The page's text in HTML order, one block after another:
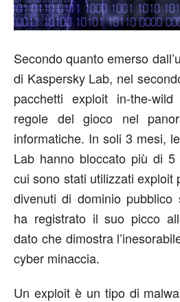
Secondo quanto emerso
di Kaspersky Lab, nel
pacchetti exploit in-the-
regole del gioco nel
informatiche. In soli 3 mesi,
Lab hanno bloccato più di
cui sono stati utilizzati exploit
divenuti di dominio
ha registrato il suo picco
dato che dimostra
cyber minaccia.
Un exploit è un tipo di